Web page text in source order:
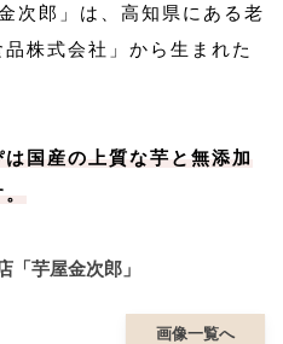
次郎」は、高知県にある老
株式会社」から生まれた
は国産の上質な芋と無添加
「芋屋金次郎」
画像一覧へ